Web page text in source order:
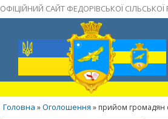
ОФІЦІЙНИЙ САЙТ ФЕДОРІВСЬКОЇ
Головна »Оголошення » прийом громадян